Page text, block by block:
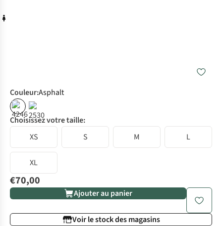
Couleur:Asphalt
Choisissez votre taille:
XS
S M L
XL
€70,00
Ajouter au panier
Voir le stock des magasins